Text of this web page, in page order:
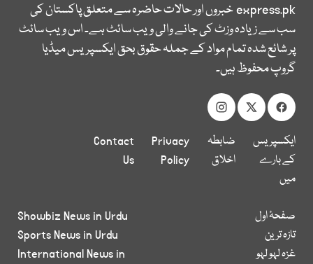
express.pkخبروں اور حالات حاضرہ سے متعلق پاکستان کی
سب سے زیادہ وزٹ کی جانے والی ویب سائٹ ہے۔ اس ویب سائٹ
پر شائع شدہ تمام مواد کے جملہ حقوق بحق ایکسپریس میڈیا
گروپ محفوظ ہیں۔
ایکسپریس
کے بارے
میں
ضابطہ
اخلاق
Privacy
Policy
Contact
Us
صفحۂ اول
تازہ ترین
غزہ لہو لہو
Showbiz News in Urdu
Sports News in Urdu
International News in